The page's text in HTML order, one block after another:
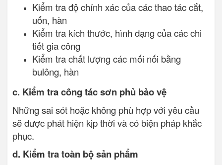
Kiểm tra độ chính xác của các thao tác cắt,
uốn, hàn
Kiểm tra kích thước, hình dạng của các chi
tiết gia công
Kiểm tra chất lượng các mối nối bằng
bulông, hàn
c. Kiểm tra công tác sơn phủ bảo vệ
Những sai sót hoặc không phù hợp với yêu cầu
sẽ được phát hiện kịp thời và có biện pháp khắc
phục.
d. Kiểm tra toàn bộ sản phẩm